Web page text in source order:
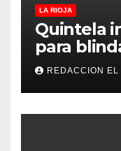
LA RIOJA
Quintela
para
de La
REDACCION